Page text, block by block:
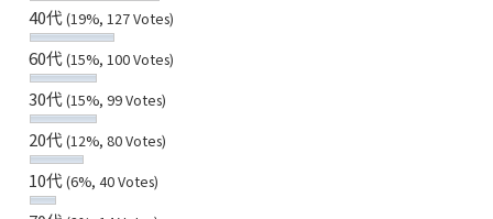
40代(19%, 127 Votes)
60代(15%, 100 Votes)
30代(15%, 99 Votes)
20代(12%, 80 Votes)
10代(6%, 40 Votes)